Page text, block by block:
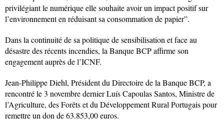
privilégiant le numérique elle souhaite avoir un impact positif sur
l’environnement en réduisant sa consommation de papier”.
Dans la continuité de sa politique de sensibilisation et face au
désastre des récents incendies, la Banque BCP affirme son
engagement auprès de l’ICNF.
Jean-Philippe Diehl, Président du Directoire de la Banque BCP, a
rencontré le 3 novembre dernier Luís Capoulas Santos, Ministre de
l’Agriculture, des Forêts et du Développement Rural Portugais pour
remettre un don de 63.853,00 euros.